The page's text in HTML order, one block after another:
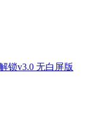
锁v3.0 无白屏版